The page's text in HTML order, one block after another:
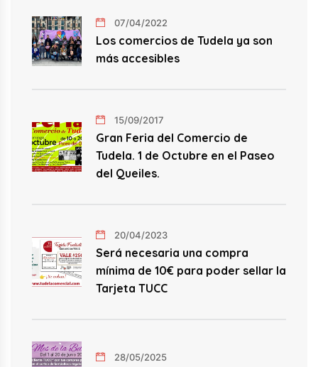
07/04/2022
Los comercios de Tudela ya son
más accesibles
15/09/2017
Gran Feria del Comercio de
Tudela. 1 de Octubre en el Paseo
del Queiles.
20/04/2023
Será necesaria una compra
mínima de 10€ para poder sellar la
Tarjeta TUCC
28/05/2025